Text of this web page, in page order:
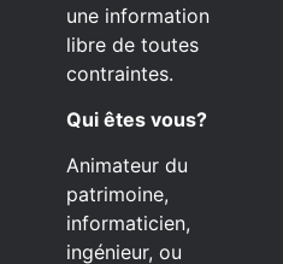
une information
libre de toutes
contraintes.
Qui êtes vous?
Animateur du
patrimoine,
informaticien,
ingénieur, ou